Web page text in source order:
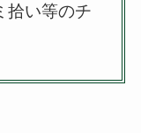
拾い等のチ